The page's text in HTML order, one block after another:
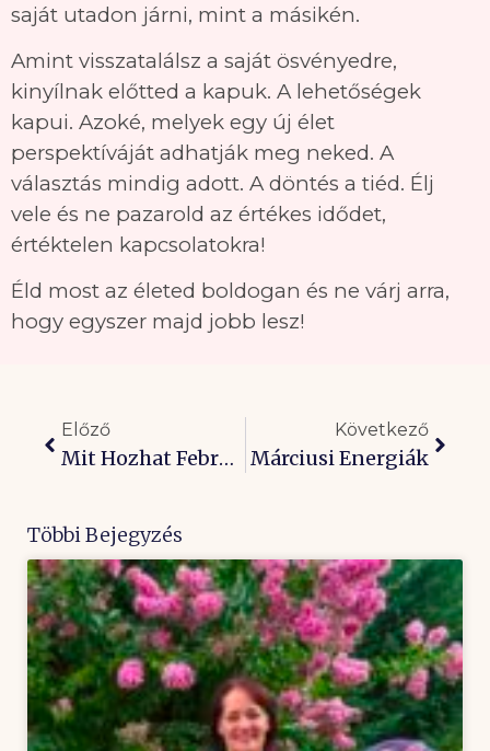
saját utadon járni, mint a másikén.
Amint visszatalálsz a saját ösvényedre,
kinyílnak előtted a kapuk. A lehetőségek
kapui. Azoké, melyek egy új élet
perspektíváját adhatják meg neked. A
választás mindig adott. A döntés a tiéd. Élj
vele és ne pazarold az értékes idődet,
értéktelen kapcsolatokra!
Éld most az életed boldogan és ne várj arra,
hogy egyszer majd jobb lesz!
Előző
Mit Hozhat Február?
Következő
Márciusi Energiák
Többi Bejegyzés